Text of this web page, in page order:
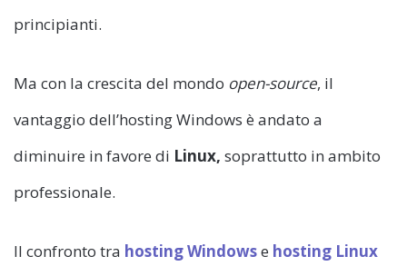
principianti.
Ma con la crescita del mondo open-source, il
vantaggio dell’hosting Windows è andato a
diminuire in favore di Linux, soprattutto in ambito
professionale.
Il confronto tra hosting Windowse hosting Linux